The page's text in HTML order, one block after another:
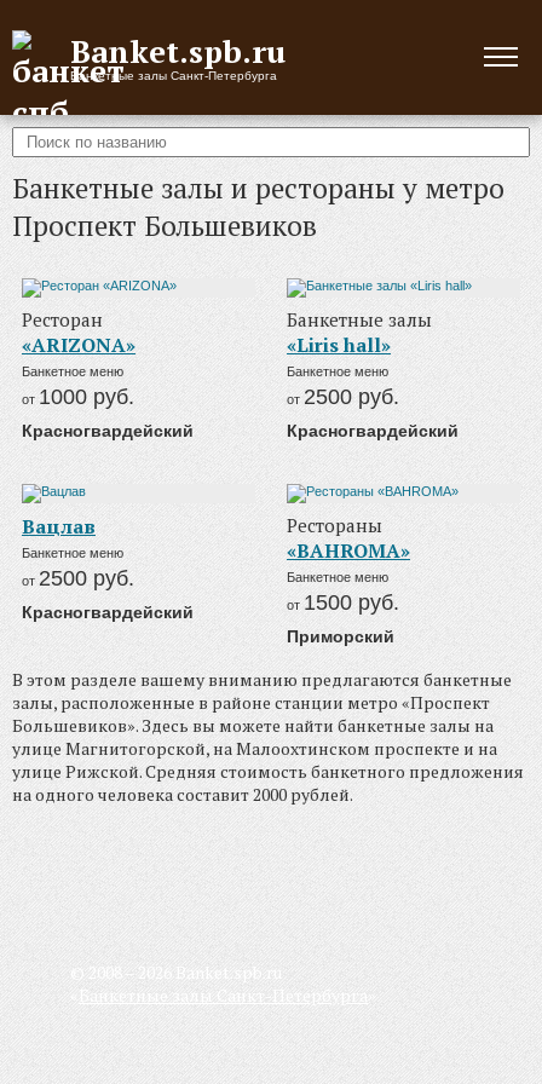
Banket.spb.ru
Банкетные залы Санкт-Петербурга
Банкетные залы и рестораны у метро
Проспект Большевиков
Ресторан
«ARIZONA»
Банкетное меню
от 1000 руб.
Красногвардейский
Банкетные залы
«Liris hall»
Банкетное меню
от 2500 руб.
Красногвардейский
Вацлав
Банкетное меню
от2500руб.
Красногвардейский
Рестораны
«BAHROMA»
Банкетное меню
от 1500 руб.
Приморский
В этом разделе вашему вниманию предлагаются банкетные
залы, расположенные в районе станции метро «Проспект
Большевиков». Здесь вы можете найти банкетные залы на
улице Магнитогорской, на Малоохтинском проспекте и на
улице Рижской. Средняя стоимость банкетного предложения
на одного человека составит 2000 рублей.
© 2008 – 2026 Banket.spb.ru
Банкетные залы Санкт-Петербурга »